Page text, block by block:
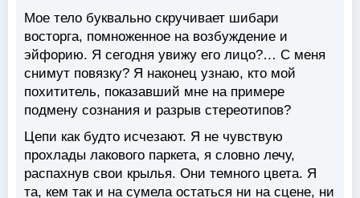
Мое тело буквально скручивает шибари
восторга, помноженное на возбуждение и
эйфорию. Я сегодня увижу его лицо?… С меня
снимут повязку? Я наконец узнаю, кто мой
похититель, показавший мне на примере
подмену сознания и разрыв стереотипов?
Цепи как будто исчезают. Я не чувствую
прохлады лакового паркета, я словно лечу,
распахнув свои крылья. Они темного цвета. Я
та, кем так и на сумела остаться ни на сцене, ни